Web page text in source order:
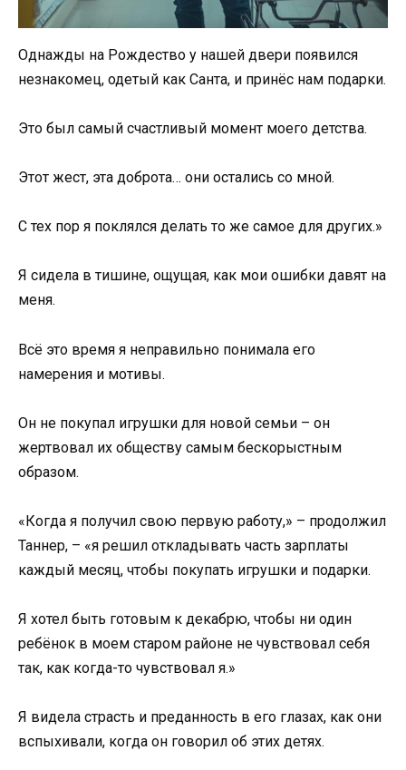
Однажды на Рождество у нашей двери появился
незнакомец, одетый как Санта, и принёс нам подарки.
Это был самый счастливый момент моего детства.
Этот жест, эта доброта… они остались со мной.
С тех пор я поклялся делать то же самое для других.»
Я сидела в тишине, ощущая, как мои ошибки давят на
меня.
Всё это время я неправильно понимала его
намерения и мотивы.
Он не покупал игрушки для новой семьи – он
жертвовал их обществу самым бескорыстным
образом.
«Когда я получил свою первую работу,» – продолжил
Таннер, – «я решил откладывать часть зарплаты
каждый месяц, чтобы покупать игрушки и подарки.
Я хотел быть готовым к декабрю, чтобы ни один
ребёнок в моем старом районе не чувствовал себя
так, как когда-то чувствовал я.»
Я видела страсть и преданность в его глазах, как они
вспыхивали, когда он говорил об этих детях.